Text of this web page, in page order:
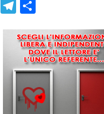
TumblrTelegram